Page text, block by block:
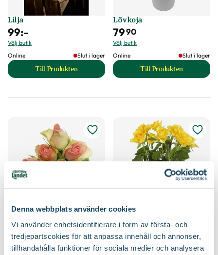
Denna webbplats använder cookies
Vi använder enhetsidentifierare i form av första- och
tredjepartscokies för att anpassa innehåll och annonser,
tillhandahålla funktioner för sociala medier och analysera
Lilja
99:-
Välj butik
Online
Slut i lager
Till Produkten
till Lilja produktsida
Lövkoja
7990
Välj butik
Online
Slut i lager
Till Produkten
till Lövkoja
79 90
Välj butik
7990